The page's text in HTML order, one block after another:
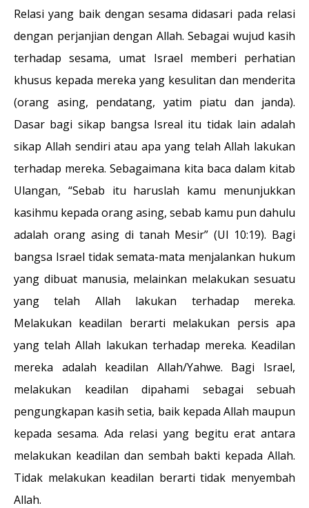
Relasi yang baik dengan sesama didasari pada relasi
dengan perjanjian dengan Allah. Sebagai wujud kasih
terhadap sesama, umat Israel memberi perhatian
khusus kepada mereka yang kesulitan dan menderita
(orang asing, pendatang, yatim piatu dan janda).
Dasar bagi sikap bangsa Isreal itu tidak lain adalah
sikap Allah sendiri atau apa yang telah Allah lakukan
terhadap mereka. Sebagaimana kita baca dalam kitab
Ulangan, “Sebab itu haruslah kamu menunjukkan
kasihmu kepada orang asing, sebab kamu pun dahulu
adalah orang asing di tanah Mesir” (Ul 10:19). Bagi
bangsa Israel tidak semata-mata menjalankan hukum
yang dibuat manusia, melainkan melakukan sesuatu
yang telah Allah lakukan terhadap mereka.
Melakukan keadilan berarti melakukan persis apa
yang telah Allah lakukan terhadap mereka. Keadilan
mereka adalah keadilan Allah/Yahwe. Bagi Israel,
melakukan keadilan dipahami sebagai sebuah
pengungkapan kasih setia, baik kepada Allah maupun
kepada sesama. Ada relasi yang begitu erat antara
melakukan keadilan dan sembah bakti kepada Allah.
Tidak melakukan keadilan berarti tidak menyembah
Allah.